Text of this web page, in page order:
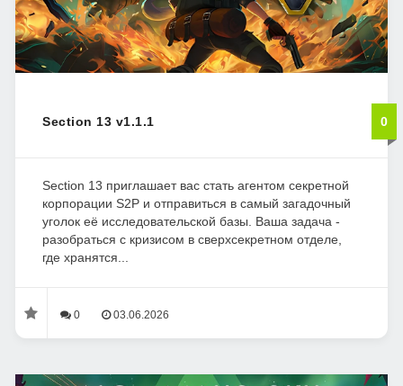
Section 13 v1.1.1 0
Section 13 приглашает вас стать агентом секретной
корпорации S2P и отправиться в самый загадочный
уголок её исследовательской базы. Ваша задача -
разобраться с кризисом в сверхсекретном отделе,
где хранятся...
0 03.06.2026